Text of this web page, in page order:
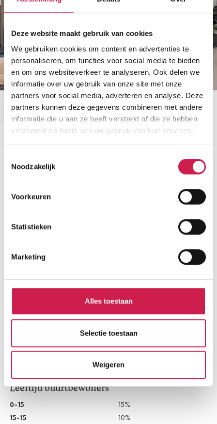
Deze website maakt gebruik van cookies
We gebruiken cookies om content en advertenties te
personaliseren, om functies voor social media te bieden
en om ons websiteverkeer te analyseren. Ook delen we
informatie over uw gebruik van onze site met onze
partners voor social media, adverteren en analyse. Deze
partners kunnen deze gegevens combineren met andere
informatie die u aan ze heeft verstrekt of die ze hebben
verzameld op basis van uw gebruik van hun services.
Noodzakelijk
Voorkeuren
Statistieken
Marketing
Alles toestaan
Selectie toestaan
Weigeren
Cijfers voor de wijk
Gescheiden
Leeftijd in gemeente
Leeftijd buurtbewoners
0-15
15%
15-15
10%